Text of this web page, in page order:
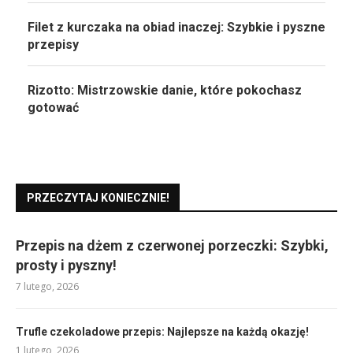
Filet z kurczaka na obiad inaczej: Szybkie i pyszne
przepisy
Rizotto: Mistrzowskie danie, które pokochasz
gotować
PRZECZYTAJ KONIECZNIE!
Przepis na dżem z czerwonej porzeczki: Szybki,
prosty i pyszny!
7 lutego, 2026
Trufle czekoladowe przepis: Najlepsze na każdą okazję!